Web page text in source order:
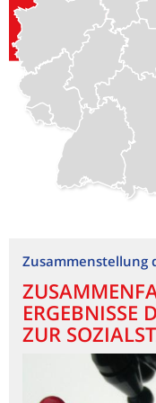
Zusammenstellung
ERGEBNISSE
ZUR